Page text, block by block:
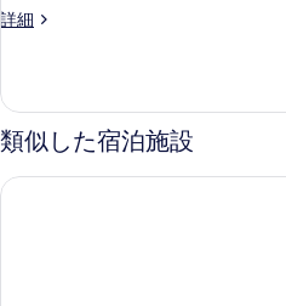
示
ル
ム
の
す
べ
詳細
ビ
ツ
イ
ン
ー
類似した宿泊施設
カインドネス ホテル 花蓮 メイ